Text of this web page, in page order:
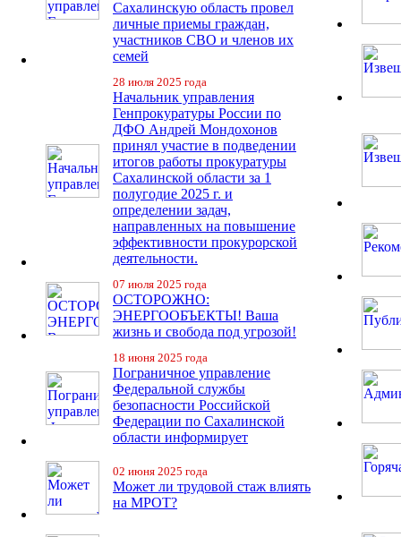
Сахалинскую область провел
личные приемы граждан,
участников СВО и членов их
семей
28 июля 2025 года
Начальник управления
Генпрокуратуры России по
ДФО Андрей Мондохонов
принял участие в подведении
итогов работы прокуратуры
Сахалинской области за 1
полугодие 2025 г. и
определении задач,
направленных на повышение
эффективности прокурорской
деятельности.
07 июля 2025 года
ОСТОРОЖНО:
ЭНЕРГООБЪЕКТЫ! Ваша
жизнь и свобода под угрозой!
18 июня 2025 года
Пограничное управление
Федеральной службы
безопасности Российской
Федерации по Сахалинской
области информирует
02 июня 2025 года
Может ли трудовой стаж влиять
на МРОТ?